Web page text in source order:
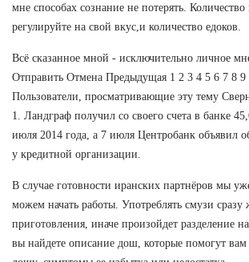
мне способах сознание не потерять. Количество
регулируйте на свой вкус,и количество едоков.
Всё сказанное мной - исключительно личное
Отправить Отмена Предыдущая 1 2 3 4 5 6 7 8
Пользователи, просматривающие эту тему
1. Ландграф получил со своего счета в банке
июля 2014 года, а 7 июля Центробанк объявил
у кредитной организации.
В случае готовности иранских партнёров мы
можем начать работы. Употреблять смузи сразу
приготовления, иначе произойдет разделение
вы найдете описание дош, которые помогут вам